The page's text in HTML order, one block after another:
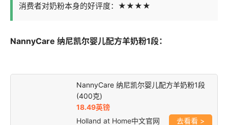
消费者对奶粉本身的好评度：★★★★
NannyCare 纳尼凯尔婴儿配方羊奶粉1段：
NannyCare 纳尼凯尔婴儿配方羊奶粉1段
(400克)
18.49英镑
Holland at Home中文官网
>